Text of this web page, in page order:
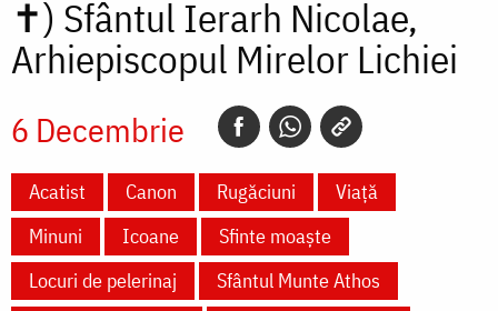
✝) Sfântul Ierarh Nicolae,
Arhiepiscopul Mirelor Lichiei
6 Decembrie
Acatist Canon Rugăciuni
Viață
Minuni
Icoane
Sfinte moaște
Locuri de pelerinaj
Sfântul Munte Athos